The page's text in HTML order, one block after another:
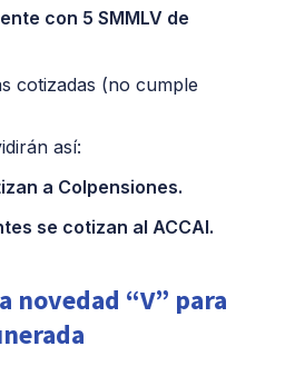
con 5 SMMLV de
cotizadas (no cumple
así:
a Colpensiones.
se cotizan al ACCAI.
novedad “V” para